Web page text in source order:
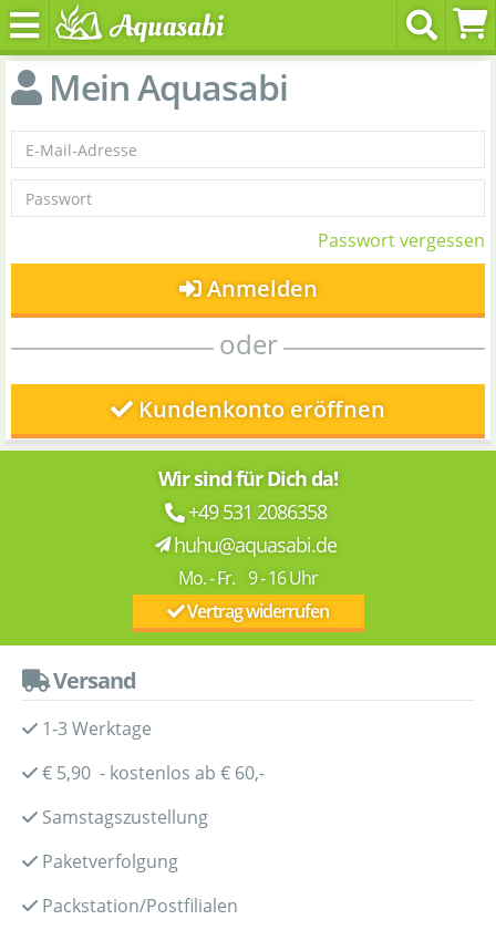
Mein Aquasabi
Passwort vergessen
Anmelden
oder
Kundenkonto eröffnen
Wir sind für Dich da!
+49 531 2086358
huhu@aquasabi.de
Mo. - Fr. 9 - 16 Uhr
Vertrag widerrufen
Versand
1-3 Werktage
€ 5,90 - kostenlos ab € 60,-
Samstagszustellung
Paketverfolgung
Packstation/Postfilialen